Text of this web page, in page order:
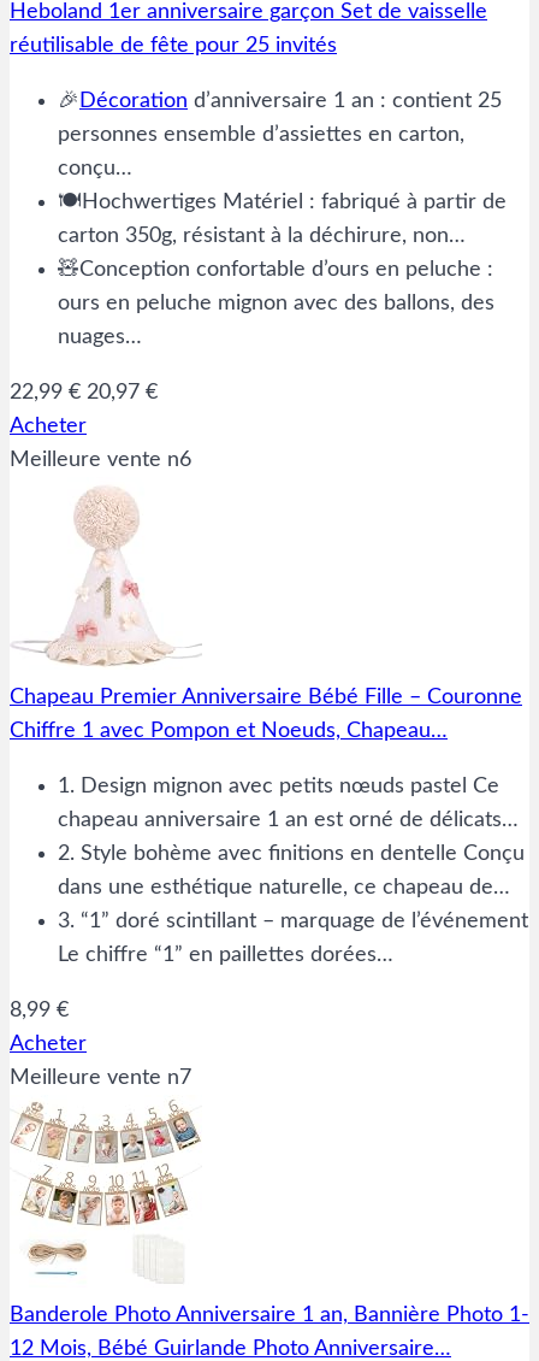
Heboland 1er anniversaire garçon Set de vaisselle
réutilisable de fête pour 25 invités
🎉 Décoration d’anniversaire 1 an : contient 25
personnes ensemble d’assiettes en carton,
conçu…
🍽️Hochwertiges Matériel : fabriqué à partir de
carton 350g, résistant à la déchirure, non…
🧸Conception confortable d’ours en peluche :
ours en peluche mignon avec des ballons, des
nuages…
22,99 € 20,97 €
Acheter
Meilleure vente n6
Chapeau Premier Anniversaire Bébé Fille – Couronne
Chiffre 1 avec Pompon et Noeuds, Chapeau…
1. Design mignon avec petits nœuds pastel Ce
chapeau anniversaire 1 an est orné de délicats…
2. Style bohème avec finitions en dentelle Conçu
dans une esthétique naturelle, ce chapeau de…
3. “1” doré scintillant – marquage de l’événement
Le chiffre “1” en paillettes dorées…
8,99 €
Acheter
Meilleure vente n7
Banderole Photo Anniversaire 1 an, Bannière Photo 1-
12 Mois, Bébé Guirlande Photo Anniversaire…